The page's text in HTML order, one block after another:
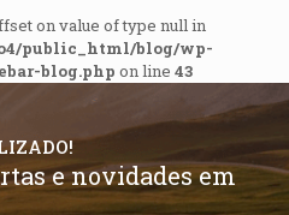
on value of type null in
public_html/blog/wp-
blog.php on line 43
e novidades em